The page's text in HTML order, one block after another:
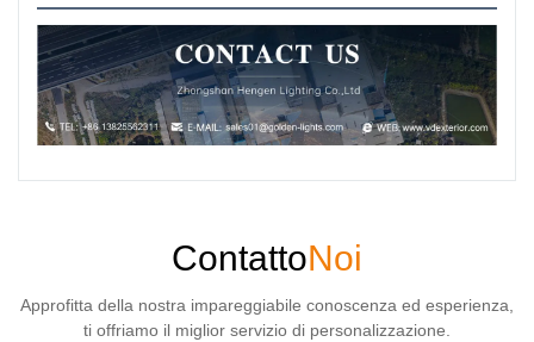
ContattoNoi
Approfitta della nostra impareggiabile conoscenza ed esperienza,
ti offriamo il miglior servizio di personalizzazione.